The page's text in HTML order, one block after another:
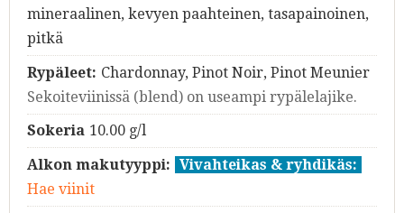
mineraalinen, kevyen paahteinen, tasapainoinen,
pitkä
Rypäleet: Chardonnay, Pinot Noir, Pinot Meunier
Sekoiteviinissä (blend) on useampi rypälelajike.
Sokeria 10.00 g/l
Alkon makutyyppi: Vivahteikas & ryhdikäs:
Hae viinit